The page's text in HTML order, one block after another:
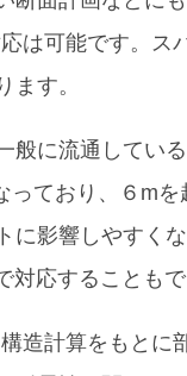
は可能です。ス
ます。
般に流通してい
っており、６mを
に影響しやすく
対応することも
造計算をもとに